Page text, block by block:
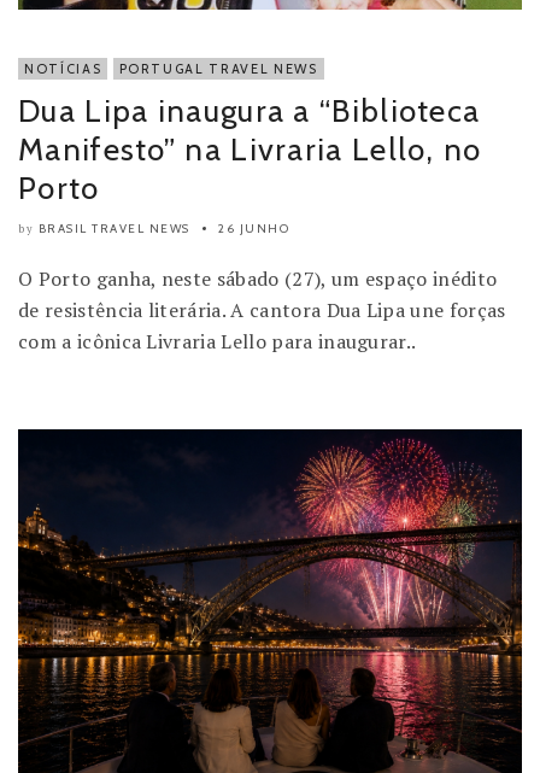
NOTÍCIAS PORTUGAL TRAVEL NEWS
Dua Lipa inaugura a “Biblioteca
Manifesto” na Livraria Lello, no
Porto
by BRASIL TRAVEL NEWS 26 JUNHO
O Porto ganha, neste sábado (27), um espaço inédito
de resistência literária. A cantora Dua Lipa une forças
com a icônica Livraria Lello para inaugurar..